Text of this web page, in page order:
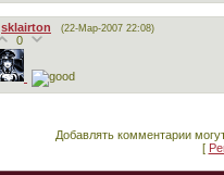
sklairton (22-Мар-2007 22:08)
0
Добавлять комментарии
[